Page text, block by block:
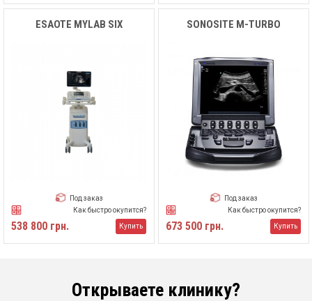
ESAOTE MYLAB SIX
Под заказ
Как быстро окупится?
538 800 грн. Купить
SONOSITE M-TURBO
Под заказ
Как быстро окупится?
673 500 грн. Купить
Открываете клинику?